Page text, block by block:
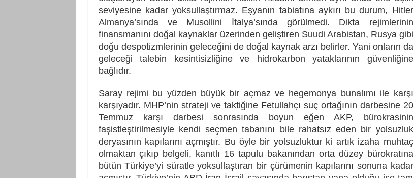
seviyesine kadar yoksullaştırmaz. Eşyanın tabiatına aykırı bu durum, Hitler
Almanya’sında ve Musollini İtalya’sında görülmedi. Dikta rejimlerinin
finansmanını doğal kaynaklar üzerinden geliştiren Suudi Arabistan, Rusya gibi
doğu despotizmlerinin geleceğini de doğal kaynak arzı belirler. Yani onların da
geleceği talebin kesintisizliğine ve hidrokarbon yataklarının güvenliğine
bağlıdır.
Saray rejimi bu yüzden büyük bir açmaz ve hegemonya bunalımı ile karşı
karşıyadır. MHP’nin strateji ve taktiğine Fetullahçı suç ortağının darbesine 20
Temmuz karşı darbesi sonrasında boyun eğen AKP, bürokrasinin
faşistleştirilmesiyle kendi seçmen tabanını bile rahatsız eden bir yolsuzluk
deryasının kapılarını açmıştır. Bu öyle bir yolsuzluktur ki artık izaha muhtaç
olmaktan çıkıp belgeli, kanıtlı 16 tapulu bakanından orta düzey bürokratına
bütün Türkiye’yi süratle yoksullaştıran bir çürümenin kapılarını sonuna kadar